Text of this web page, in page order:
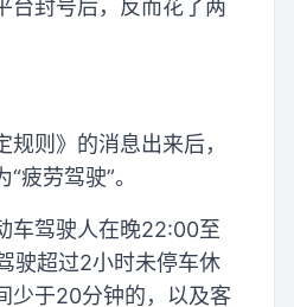
台封号后，反而花了两
则》的消息出来后，
疲劳驾驶”。
车驾驶人在晚22:00至
驶超过2小时未停车休
少于20分钟的，以及客